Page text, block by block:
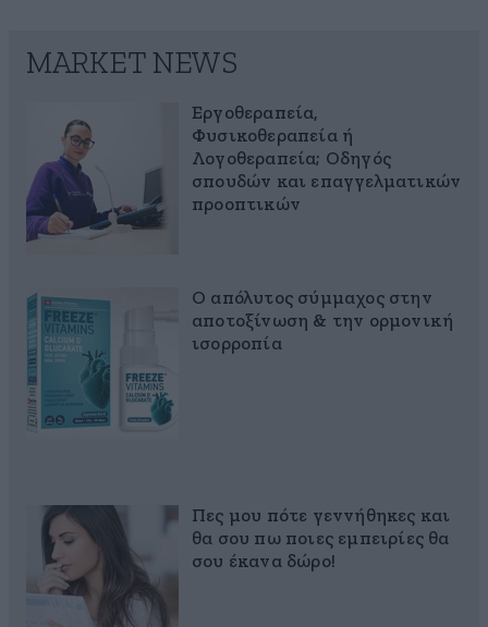
MARKET NEWS
Εργοθεραπεία,
Φυσικοθεραπεία ή
Λογοθεραπεία; Οδηγός
σπουδών και επαγγελματικών
προοπτικών
Ο απόλυτος σύμμαχος στην
αποτοξίνωση & την ορμονική
ισορροπία
Πες μου πότε γεννήθηκες και
θα σου πω ποιες εμπειρίες θα
σου έκανα δώρο!